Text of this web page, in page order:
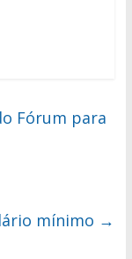
Fórum para
mínimo →